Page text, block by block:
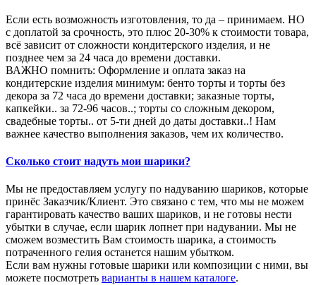
Если есть возможность изготовления, то да – принимаем. НО
с доплатой за срочность, это плюс 20-30% к стоимости товара,
всё зависит от сложности кондитерского изделия, и не
позднее чем за 24 часа до времени доставки.
ВАЖНО помнить: Оформление и оплата заказ на
кондитерские изделия минимум: бенто торты и торты без
декора за 72 часа до времени доставки; заказные торты,
капкейки.. за 72-96 часов..; торты со сложным декором,
свадебные торты.. от 5-ти дней до даты доставки..! Нам
важнее качество выполнения заказов, чем их количество.
Сколько стоит надуть мои шарики?
Мы не предоставляем услугу по надуванию шариков, которые
принёс Заказчик/Клиент. Это связано с тем, что мы не можем
гарантировать качество ваших шариков, и не готовы нести
убытки в случае, если шарик лопнет при надувании. Мы не
сможем возместить Вам стоимость шарика, а стоимость
потраченного гелия останется нашим убытком.
Если вам нужны готовые шарики или композиции с ними, вы
можете посмотреть варианты в нашем каталоге.